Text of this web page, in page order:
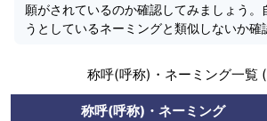
願がされているのか確認してみましょう。
うとしているネーミングと類似しないか確
称呼(呼称)・ネーミング一覧
称呼(呼称)・ネーミング